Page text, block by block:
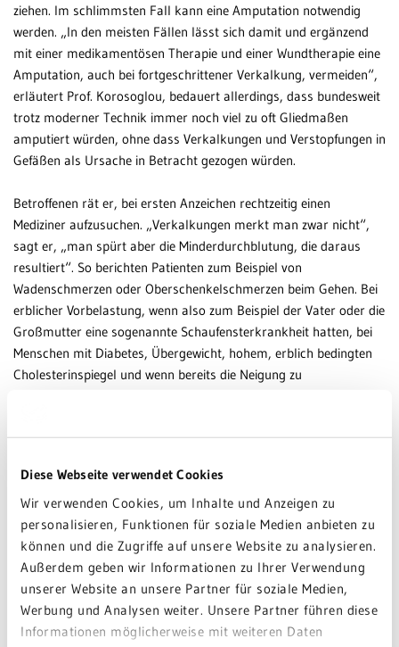
Diese Webseite verwendet Cookies
Wir verwenden Cookies, um Inhalte und Anzeigen zu
personalisieren, Funktionen für soziale Medien anbieten zu
können und die Zugriffe auf unsere Website zu analysieren.
Außerdem geben wir Informationen zu Ihrer Verwendung
unserer Website an unsere Partner für soziale Medien,
Werbung und Analysen weiter. Unsere Partner führen diese
Informationen möglicherweise mit weiteren Daten
ziehen. Im schlimmsten Fall kann eine Amputation notwendig
werden. „In den meisten Fällen lässt sich damit und ergänzend
mit einer medikamentösen Therapie und einer Wundtherapie eine
Amputation, auch bei fortgeschrittener Verkalkung, vermeiden“,
erläutert Prof. Korosoglou, bedauert allerdings, dass bundesweit
trotz moderner Technik immer noch viel zu oft Gliedmaßen
amputiert würden, ohne dass Verkalkungen und Verstopfungen in
Gefäßen als Ursache in Betracht gezogen würden.
Betroffenen rät er, bei ersten Anzeichen rechtzeitig einen
Mediziner aufzusuchen. „Verkalkungen merkt man zwar nicht“,
sagt er, „man spürt aber die Minderdurchblutung, die daraus
resultiert“. So berichten Patienten zum Beispiel von
Wadenschmerzen oder Oberschenkelschmerzen beim Gehen. Bei
erblicher Vorbelastung, wenn also zum Beispiel der Vater oder die
Großmutter eine sogenannte Schaufensterkrankheit hatten, bei
Menschen mit Diabetes, Übergewicht, hohem, erblich bedingten
Cholesterinspiegel und wenn bereits die Neigung zu
Beine eine Gefahr. „Die Arterienverkalkung bzw. -verstopfung
Patienten auch herzinfarkt- und schlaganfallgefährdet sind.“ Bei
Verdacht, sei der Hausarzt erster Ansprechpartner. „Unsere
niedergelassenen Ärzte in der Region sind sehr gut sensibilisiert
für das Thema und verweisen an einen entsprechenden Facharzt
weiter“, zeigt Prof. Korosoglou vollstes Vertrauen in seine
Kollegen. „Dieser sieht auf dem Ultraschall sehr gut, ob und
welche Gefäße verkalkt sind.“